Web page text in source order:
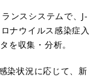
ンスシステムで、J-
ナウイルス感染症入
を収集・分析。
染状況に応じて、新